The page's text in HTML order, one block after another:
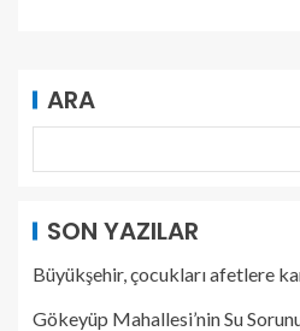
ARA
SON YAZILAR
Büyükşehir, çocukları afetlere
Gökeyüp Mahallesi’nin Su